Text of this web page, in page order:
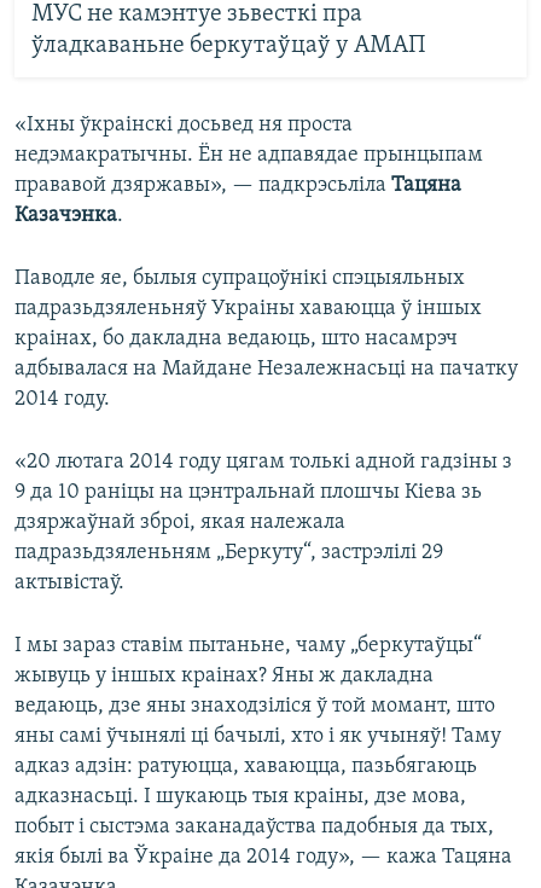
МУС не камэнтуе зьвесткі пра
ўладкаваньне беркутаўцаў у АМАП
«Іхны ўкраінскі досьвед ня проста
недэмакратычны. Ён не адпавядае прынцыпам
прававой дзяржавы», — падкрэсьліла Тацяна
Казачэнка.
Паводле яе, былыя супрацоўнікі спэцыяльных
падразьдзяленьняў Украіны хаваюцца ў іншых
краінах, бо дакладна ведаюць, што насамрэч
адбывалася на Майдане Незалежнасьці на пачатку
2014 году.
«20 лютага 2014 году цягам толькі адной гадзіны з
9 да 10 раніцы на цэнтральнай плошчы Кіева зь
дзяржаўнай зброі, якая належала
падразьдзяленьням „Беркуту“, застрэлілі 29
актывістаў.
І мы зараз ставім пытаньне, чаму „беркутаўцы“
жывуць у іншых краінах? Яны ж дакладна
ведаюць, дзе яны знаходзіліся ў той момант, што
яны самі ўчынялі ці бачылі, хто і як учыняў! Таму
адказ адзін: ратуюцца, хаваюцца, пазьбягаюць
адказнасьці. І шукаюць тыя краіны, дзе мова,
побыт і сыстэма заканадаўства падобныя да тых,
якія былі ва Ўкраіне да 2014 году», — кажа Тацяна